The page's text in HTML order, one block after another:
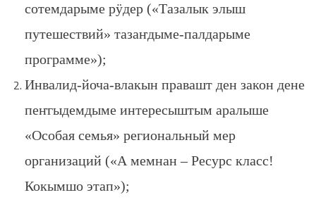
сотемдарыме рӱдер («Тазалык элыш
путешествий» тазаҥдыме-палдарыме
программе»);
Инвалид-йоча-влакын правашт ден закон дене
пеҥгыдемдыме интересыштым аралыше
«Особая семья» региональный мер
организаций («А мемнан – Ресурс класс!
Кокымшо этап»);